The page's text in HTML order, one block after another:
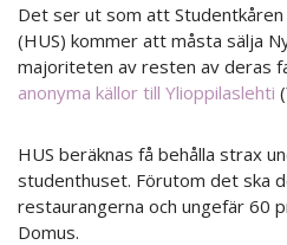
Det ser ut som att
(HUS) kommer att måsta sälja
majoriteten av resten av deras
anonyma källor till Ylioppilaslehti
HUS beräknas få behålla strax
studenthuset. Förutom det ska
restaurangerna och ungefär 60
Domus.